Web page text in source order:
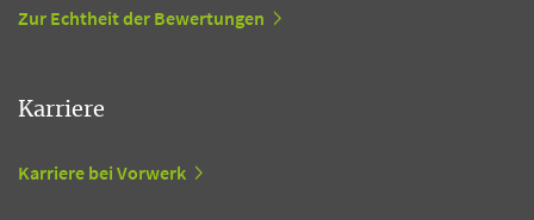
Zur Echtheit der Bewertungen
Karriere
Karriere bei Vorwerk